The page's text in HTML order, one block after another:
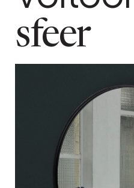
Inkeping
sfeer